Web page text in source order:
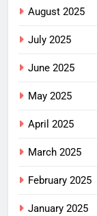
August 2025
July 2025
June 2025
May 2025
April 2025
March 2025
February 2025
January 2025